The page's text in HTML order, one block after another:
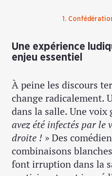
1.
Une expérience
enjeu essentiel
À peine les discours
change radicalement.
dans la salle. Une voix
avez été infectés par le
droite ! » Des
combinaisons
font irruption dans la